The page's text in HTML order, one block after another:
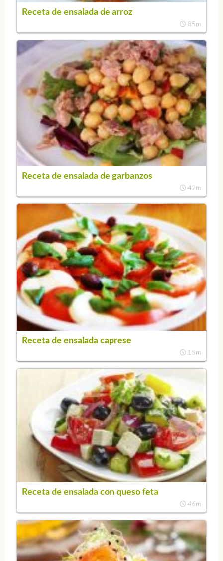
Receta de ensalada de arroz
85m
Receta de ensalada de garbanzos
42m
Receta de ensalada caprese
15m
Receta de ensalada con queso feta
46m